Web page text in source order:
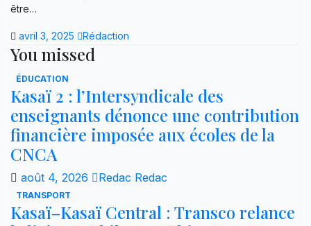
être…
avril 3, 2025 Rédaction
You missed
ÉDUCATION
Kasaï 2 : l’Intersyndicale des
enseignants dénonce une contribution
financière imposée aux écoles de la
CNCA
août 4, 2026 Redac Redac
TRANSPORT
Kasaï–Kasaï Central : Transco relance